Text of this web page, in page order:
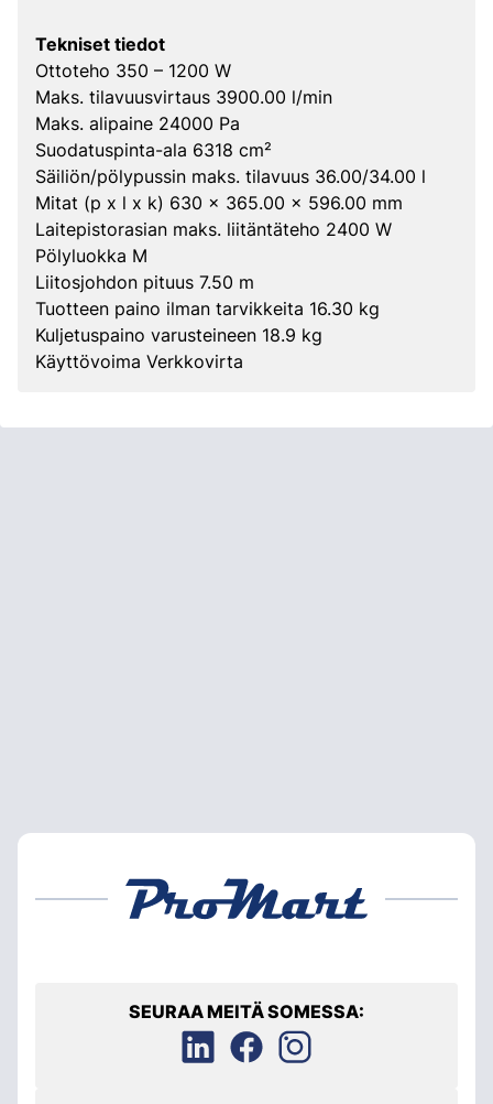
Tekniset tiedot
Ottoteho 350 – 1200 W
Maks. tilavuusvirtaus 3900.00 l/min
Maks. alipaine 24000 Pa
Suodatuspinta-ala 6318 cm²
Säiliön/pölypussin maks. tilavuus 36.00/34.00 l
Mitat (p x l x k) 630 x 365.00 x 596.00 mm
Laitepistorasian maks. liitäntäteho 2400 W
Pölyluokka M
Liitosjohdon pituus 7.50 m
Tuotteen paino ilman tarvikkeita 16.30 kg
Kuljetuspaino varusteineen 18.9 kg
Käyttövoima Verkkovirta
SEURAA MEITÄ SOMESSA: